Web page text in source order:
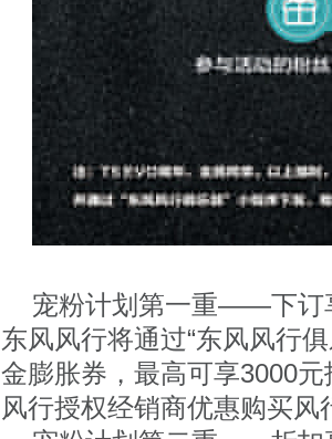
宠粉计划第一重——下订
东风风行将通过“东风风行
金膨胀券，最高可享3000
风行授权经销商优惠购买